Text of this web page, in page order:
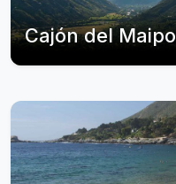
Cajón del Maipo